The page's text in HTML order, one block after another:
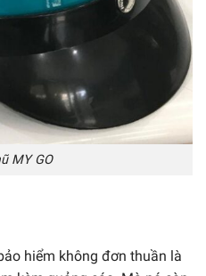
MY GO
hiểm không đơn thuần là